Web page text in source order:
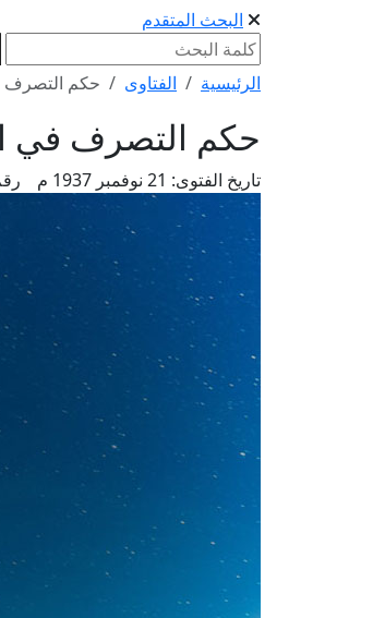
البحث المتقدم
الرئيسية الفتاوى حكم التصرف
حكم التصرف في
تاريخ الفتوى: